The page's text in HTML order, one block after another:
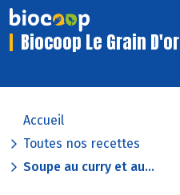
Biocoop Le Grain D'or
Accueil
Toutes nos recettes
Soupe au curry et au...